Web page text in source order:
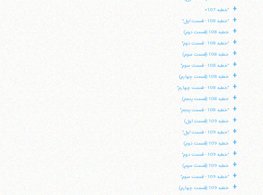
+ "خطبه 107»
+ "خطبه 108 - قسمت اول"
+ خطبه 108 (قسمت دوم)
+ "خطبه 108 - قسمت دوم"
+ خطبه 108 (قسمت سوم)
+ "خطبه 108 - قسمت سوم"
+ خطبه 108 (قسمت چهارم)
+ "خطبه 108 - قسمت چهارم"
+ خطبه 108 (قسمت پنجم)
+ "خطبه 108 - قسمت پنجم"
+ خطبه 109 (قسمت اول)
+ "خطبه 109 - قسمت اول"
+ خطبه 109 (قسمت دوم)
+ "خطبه 109 - قسمت دوم"
+ خطبه 109 (قسمت سوم)
+ "خطبه 109 - قسمت سوم"
+ خطبه 109 (قسمت چهارم)